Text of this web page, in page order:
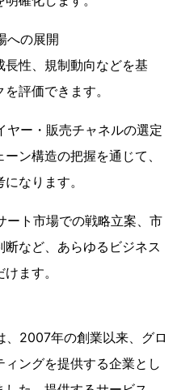
への展開
性、規制動向などを基
評価できます。
ヤー・販売チャネルの選定
ン構造の把握を通じて、
なります。
ート市場での戦略立案、市
など、あらゆるビジネス
ます。
、2007年の創業以来、グロ
ングを提供する企業とし